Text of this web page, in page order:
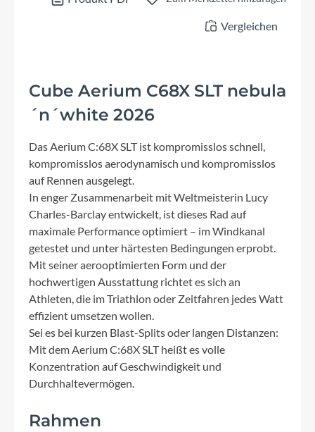
Vergleichen
Cube Aerium C68X SLT nebula
´n´white 2026
Das Aerium C:68X SLT ist kompromisslos schnell,
kompromisslos aerodynamisch und kompromisslos
auf Rennen ausgelegt.
In enger Zusammenarbeit mit Weltmeisterin Lucy
Charles-Barclay entwickelt, ist dieses Rad auf
maximale Performance optimiert – im Windkanal
getestet und unter härtesten Bedingungen erprobt.
Mit seiner aerooptimierten Form und der
hochwertigen Ausstattung richtet es sich an
Athleten, die im Triathlon oder Zeitfahren jedes Watt
effizient umsetzen wollen.
Sei es bei kurzen Blast-Splits oder langen Distanzen:
Mit dem Aerium C:68X SLT heißt es volle
Konzentration auf Geschwindigkeit und
Durchhaltevermögen.
Rahmen